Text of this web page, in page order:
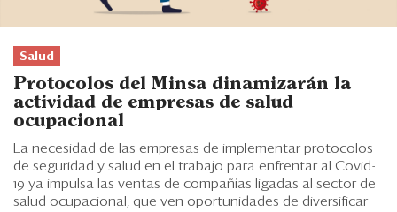
Management
Economía y Finanzas
Legal y Política
Eventos
Blogs
Salud
Protocolos del Minsa dinamizarán la
actividad de empresas de salud
ocupacional
La necesidad de las empresas de implementar protocolos
de seguridad y salud en el trabajo para enfrentar al Covid-
19 ya impulsa las ventas de compañías ligadas al sector de
salud ocupacional, que ven oportunidades de diversificar